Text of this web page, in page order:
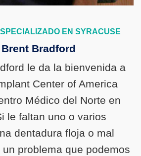
EN SYRACUSE
Brent Bradford
le da la bienvenida a
Center of America
Médico del Norte en
le faltan uno o varios
dentadura floja o mal
un problema que podemos